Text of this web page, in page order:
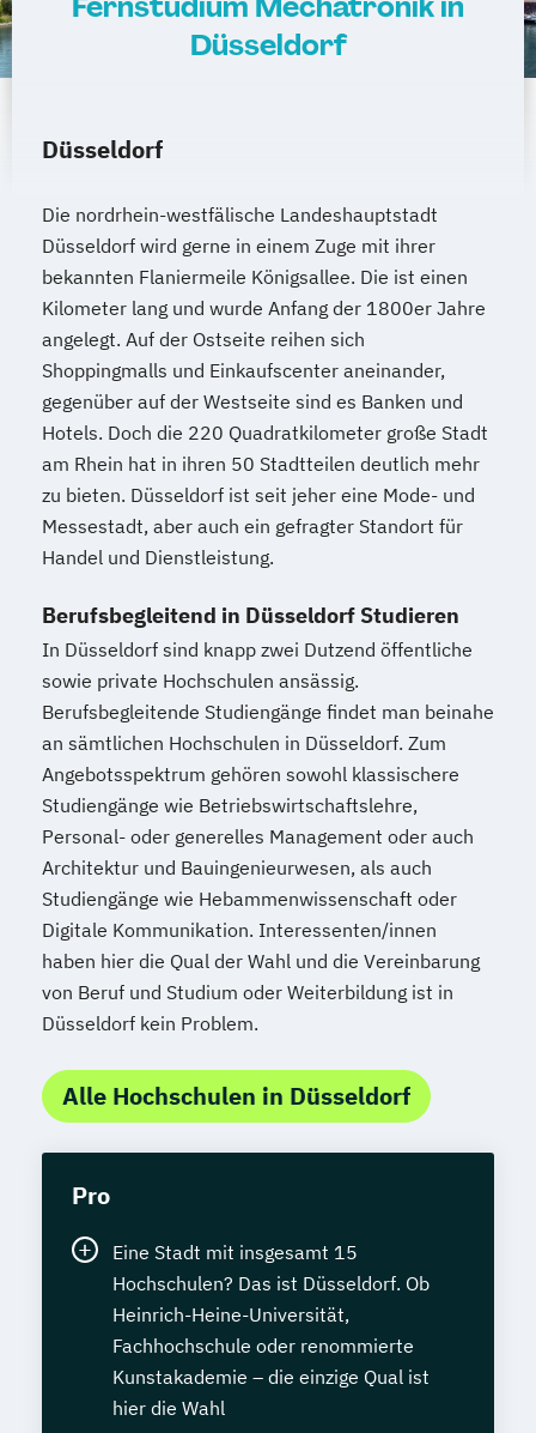
Sozialpädagogik und Inklusion
Sportmanagement
Umweltingenieurwesen
Wirtschaftsingenieurwesen
Wirtschaftsingenieurwesen (DE/EN)
Wirtschaftsingenieurwesen Medizintechnik
Wirtschaftspsychologie (DE/EN)
Wirtschaftsrecht
Düsseldorf
Düsseldorf
Die nordrhein-westfälische Landeshauptstadt
Düsseldorf wird gerne in einem Zuge mit ihrer
bekannten Flaniermeile Königsallee. Die ist einen
Kilometer lang und wurde Anfang der 1800er Jahre
angelegt. Auf der Ostseite reihen sich
Shoppingmalls und Einkaufscenter aneinander,
gegenüber auf der Westseite sind es Banken und
Hotels. Doch die 220 Quadratkilometer große Stadt
am Rhein hat in ihren 50 Stadtteilen deutlich mehr
zu bieten. Düsseldorf ist seit jeher eine Mode- und
Messestadt, aber auch ein gefragter Standort für
Handel und Dienstleistung.
Berufsbegleitend in Düsseldorf Studieren
In Düsseldorf sind knapp zwei Dutzend öffentliche
sowie private Hochschulen ansässig.
Berufsbegleitende Studiengänge findet man beinahe
an sämtlichen Hochschulen in Düsseldorf. Zum
Angebotsspektrum gehören sowohl klassischere
Studiengänge wie Betriebswirtschaftslehre,
Personal- oder generelles Management oder auch
Architektur und Bauingenieurwesen, als auch
Studiengänge wie Hebammenwissenschaft oder
Digitale Kommunikation. Interessenten/innen
haben hier die Qual der Wahl und die Vereinbarung
von Beruf und Studium oder Weiterbildung ist in
Düsseldorf kein Problem.
Alle Hochschulen in Düsseldorf
Pro
Eine Stadt mit insgesamt 15
Hochschulen? Das ist Düsseldorf. Ob
Heinrich-Heine-Universität,
Fachhochschule oder renommierte
Kunstakademie – die einzige Qual ist
hier die Wahl